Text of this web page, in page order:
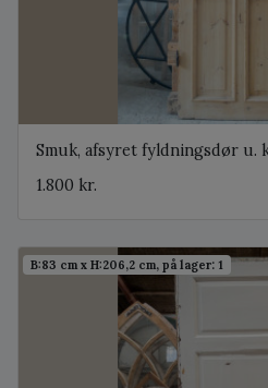
Smuk, afsyret fyldningsdør u.
1.800 kr.
B:83 cm x H:206,2 cm, på lager: 1